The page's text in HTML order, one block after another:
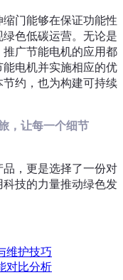
门能够在保证功能性
色低碳运营。无论是
广节能电机的应用都
电机并实施相应的优
约，也为构建可持续
，让每一个细节
品，更是选择了一份对
技的力量推动绿色发
维护技巧
对比分析